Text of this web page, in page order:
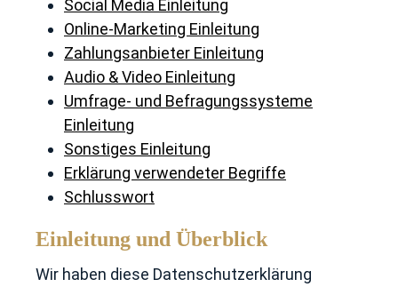
Social Media Einleitung
Online-Marketing Einleitung
Zahlungsanbieter Einleitung
Audio & Video Einleitung
Umfrage- und Befragungssysteme
Einleitung
Sonstiges Einleitung
Erklärung verwendeter Begriffe
Schlusswort
Einleitung und Überblick
Wir haben diese Datenschutzerklärung